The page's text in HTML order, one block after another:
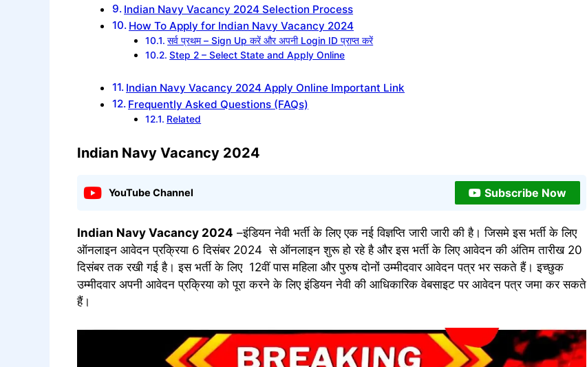
Indian Navy Vacancy 2024 Selection Process
How To Apply for Indian Navy Vacancy 2024
सर्व प्रथम – Sign Up करें और अपनी Login ID प्राप्त करें
Step 2 – Select State and Apply Online
Indian Navy Vacancy 2024 Apply Online Important Link
Frequently Asked Questions (FAQs)
Related
Indian Navy Vacancy 2024
YouTube Channel Subscribe Now
Indian Navy Vacancy 2024 –इंडियन नेवी भर्ती के लिए एक नई विज्ञप्ति जारी जारी की है। जिसमे इस भर्ती के लिए
ऑनलाइन आवेदन प्रक्रिया 6 दिसंबर 2024 से ऑनलाइन शुरू हो रहे है और इस भर्ती के लिए आवेदन की अंतिम तारीख 20
दिसंबर तक रखी गई है। इस भर्ती के लिए 12वीं पास महिला और पुरुष दोनों उम्मीदवार आवेदन पत्र भर सकते हैं। इच्छुक
उम्मीदवार अपनी आवेदन प्रक्रिया को पूरा करने के लिए इंडियन नेवी की आधिकारिक वेबसाइट पर आवेदन पत्र जमा कर सकते
हैं।